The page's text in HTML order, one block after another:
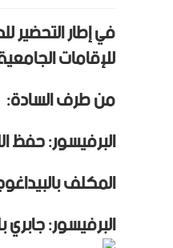
للإقامات
من طرف السادة:
البرفيسور: حفظ
المكلف
البرفيسور: